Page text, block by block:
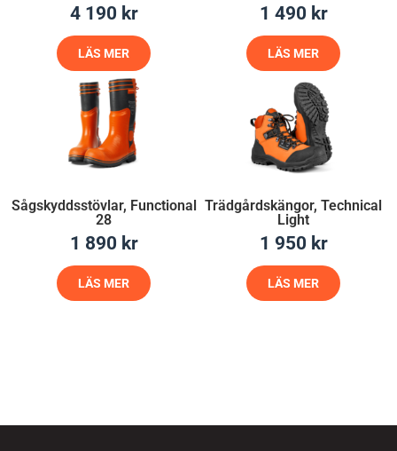
4 190 kr
LÄS MER
1 490 kr
LÄS MER
Sågskyddsstövlar, Functional
28
1 890 kr
LÄS MER
Trädgårdskängor, Technical
Light
1 950 kr
LÄS MER